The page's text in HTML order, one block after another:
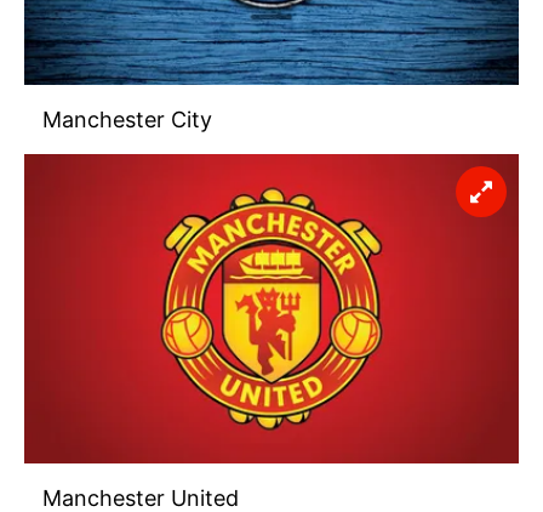
Manchester City
Manchester United